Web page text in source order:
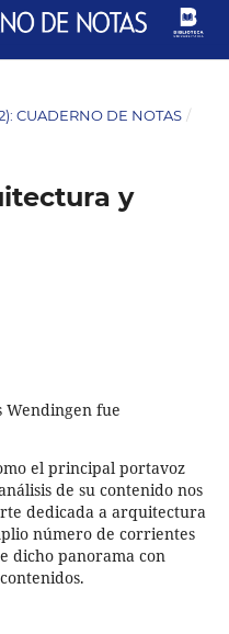
CUADERNO DE NOTAS /
y
Wendingen fue
el principal portavoz
de su contenido nos
dedicada a arquitectura
número de corrientes
dicho panorama con